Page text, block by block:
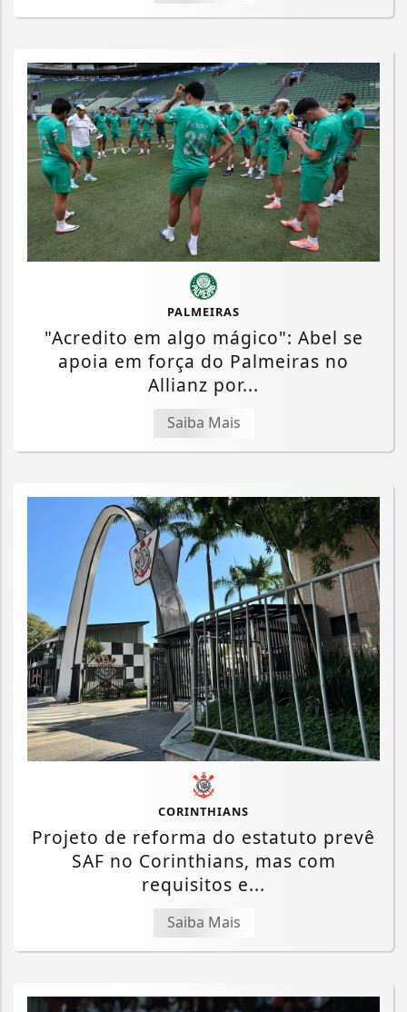
PALMEIRAS
"Acredito em algo mágico": Abel se
apoia em força do Palmeiras no
Allianz por...
Saiba Mais
CORINTHIANS
Projeto de reforma do estatuto prevê
SAF no Corinthians, mas com
requisitos e...
Saiba Mais